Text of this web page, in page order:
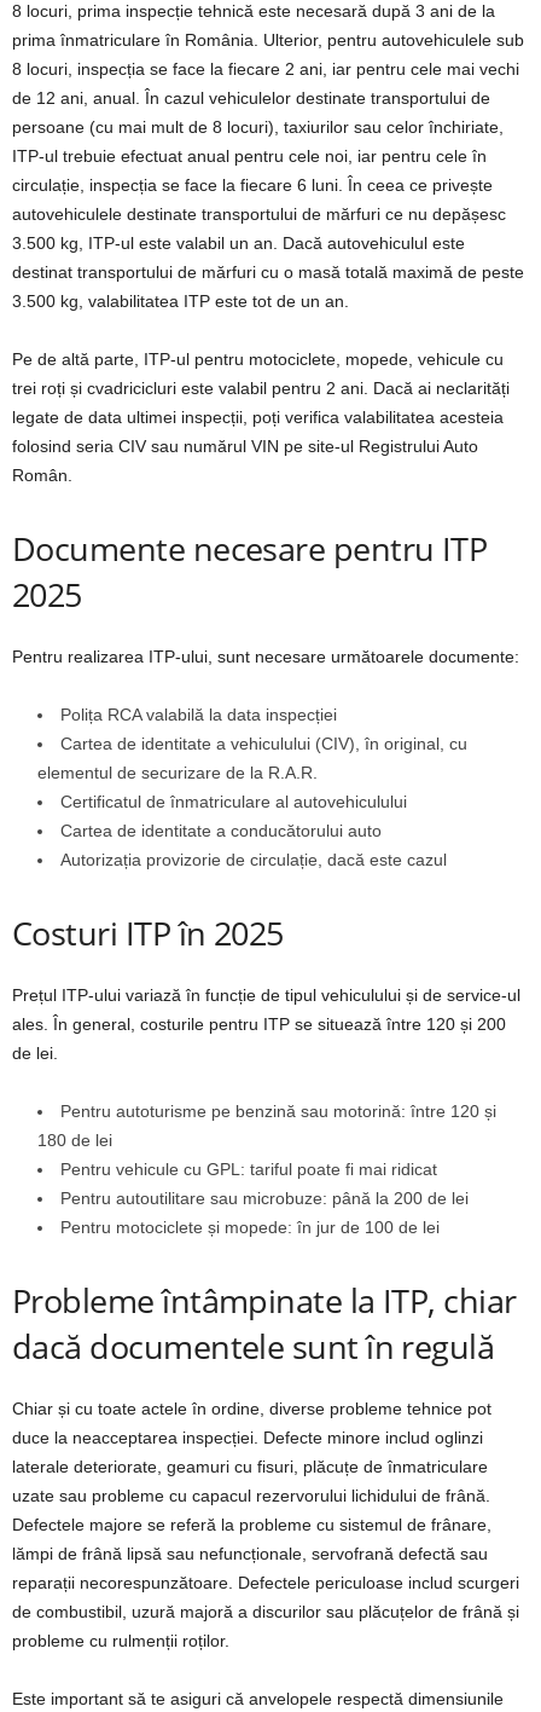
8 locuri, prima inspecție tehnică este necesară după 3 ani de la
prima înmatriculare în România. Ulterior, pentru autovehiculele sub
8 locuri, inspecția se face la fiecare 2 ani, iar pentru cele mai vechi
de 12 ani, anual. În cazul vehiculelor destinate transportului de
persoane (cu mai mult de 8 locuri), taxiurilor sau celor închiriate,
ITP-ul trebuie efectuat anual pentru cele noi, iar pentru cele în
circulație, inspecția se face la fiecare 6 luni. În ceea ce privește
autovehiculele destinate transportului de mărfuri ce nu depășesc
3.500 kg, ITP-ul este valabil un an. Dacă autovehiculul este
destinat transportului de mărfuri cu o masă totală maximă de peste
3.500 kg, valabilitatea ITP este tot de un an.
Pe de altă parte, ITP-ul pentru motociclete, mopede, vehicule cu
trei roți și cvadricicluri este valabil pentru 2 ani. Dacă ai neclarități
legate de data ultimei inspecții, poți verifica valabilitatea acesteia
folosind seria CIV sau numărul VIN pe site-ul Registrului Auto
Român.
Documente necesare pentru ITP
2025
Pentru realizarea ITP-ului, sunt necesare următoarele documente:
Polița RCA valabilă la data inspecției
Cartea de identitate a vehiculului (CIV), în original, cu
elementul de securizare de la R.A.R.
Certificatul de înmatriculare al autovehiculului
Cartea de identitate a conducătorului auto
Autorizația provizorie de circulație, dacă este cazul
Costuri ITP în 2025
Prețul ITP-ului variază în funcție de tipul vehiculului și de service-ul
ales. În general, costurile pentru ITP se situează între 120 și 200
de lei.
Pentru autoturisme pe benzină sau motorină: între 120 și
180 de lei
Pentru vehicule cu GPL: tariful poate fi mai ridicat
Pentru autoutilitare sau microbuze: până la 200 de lei
Pentru motociclete și mopede: în jur de 100 de lei
Probleme întâmpinate la ITP, chiar
dacă documentele sunt în regulă
Chiar și cu toate actele în ordine, diverse probleme tehnice pot
duce la neacceptarea inspecției. Defecte minore includ oglinzi
laterale deteriorate, geamuri cu fisuri, plăcuțe de înmatriculare
uzate sau probleme cu capacul rezervorului lichidului de frână.
Defectele majore se referă la probleme cu sistemul de frânare,
lămpi de frână lipsă sau nefuncționale, servofrană defectă sau
reparații necorespunzătoare. Defectele periculoase includ scurgeri
de combustibil, uzură majoră a discurilor sau plăcuțelor de frână și
probleme cu rulmenții roților.
Este important să te asiguri că anvelopele respectă dimensiunile